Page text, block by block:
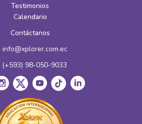
Testimonios
Calendario
Contáctanos
info@xplorer.com.ec
(+593) 98-050-9033